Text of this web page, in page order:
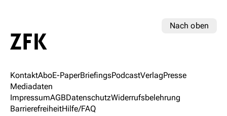
Nach oben
KontaktAboE-PaperBriefingsPodcastVerlagPresse
Mediadaten
ImpressumAGBDatenschutzWiderrufsbelehrung
BarrierefreiheitHilfe/FAQ